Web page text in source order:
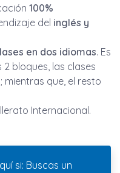
100%
del inglés y
en dos idiomas. Es
bloques, las clases
mientras que, el resto
Internacional.
si: Buscas un